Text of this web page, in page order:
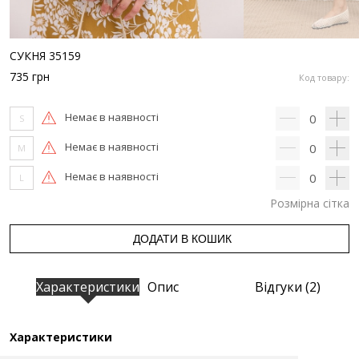
СУКНЯ 35159
Код товару:
735 грн
S Немає в наявності 0
M Немає в наявності 0
L Немає в наявності 0
Розмірна сітка
ДОДАТИ В КОШИК
Характеристики Опис Відгуки (2)
Характеристики